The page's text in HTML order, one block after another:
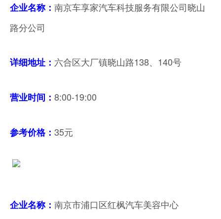
企业名称： 南京车享家汽车科技服务有限公司晓山
路分公司
详细地址： 六合区大厂镇晓山路138、140号
营业时间 ： 8:00-19:00
参考价格： 35元
企业名称： 南京市浦口区红枫汽车美容中心